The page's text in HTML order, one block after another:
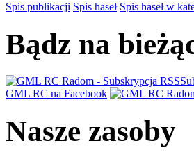
Spis publikacji Spis haseł Spis haseł w
Bądz na
GML RC na Facebook
Nasze zasoby